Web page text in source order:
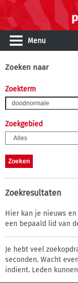
Menu
Zoeken naar
Zoekterm
Zoekgebied
Zoekresultaten
Hier kan je nieuws
een bepaald lid van
Je hebt veel
seconden. Wacht
indient. Leden